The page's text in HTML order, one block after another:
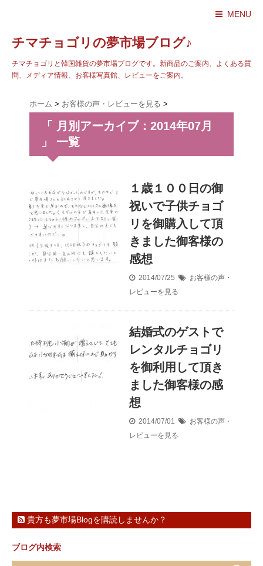
MENU
チマチョゴリの夢市場ブログ♪
チマチョゴリと韓国雑貨の夢市場ブログです。新商品のご案内、よくある質
問、メディア情報、お客様写真館、レビューをご案内。
ホーム > お客様の声・レビューを見る >
「 月別アーカイブ：2014年07月
」 一覧
１歳１００日の御
祝いで子供チョゴ
リを御購入して頂
きました御客様の
感想
2014/07/25
お客様の声・
レビューを見る
結婚式のゲストで
レンタルチョゴリ
を御利用して頂き
ました御客様の感
想
2014/07/01
お客様の声・
レビューを見る
貴方も夢市場Blogを購読しませんか？
ブログ内検索